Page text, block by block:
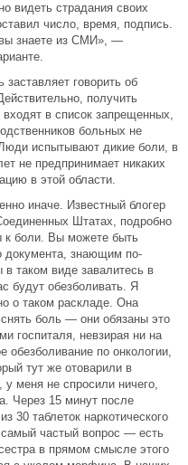
видеть страдания своих
число, время, подпись.
вы знаете из СМИ», —
заставляет говорить об
получить
в список запрещенных,
больных не
испытывают дикие боли, в
не предпринимает никаких
в этой области.
иначе. Известный блогер
Штатах, подробно
боли. Вы можете быть
документа, знающим по-
таком виде завалитесь в
будут обезболивать. Я
о таком раскладе. Она
боль — они обязаны это
госпиталя, невзирая ни на
обезболивание по онкологии,
тут же отоварили в
меня не спросили ничего,
Через 15 минут после
30 таблеток наркотического
частый вопрос — есть
в прямом смысле этого